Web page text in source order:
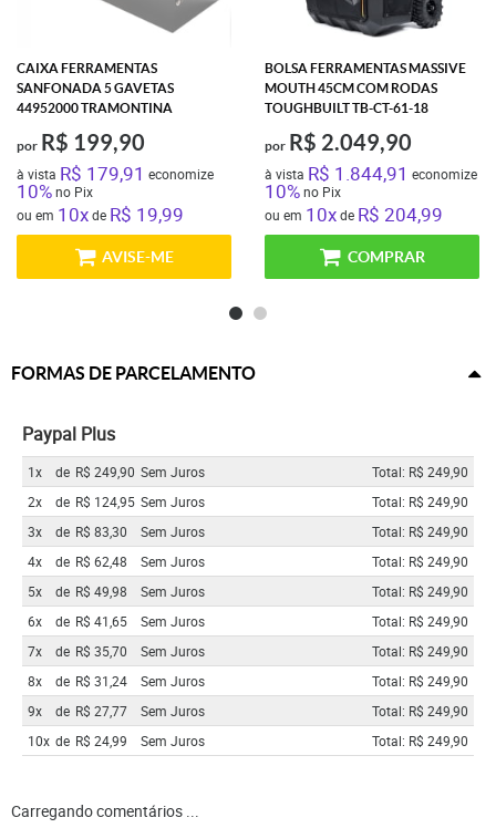
CAIXA FERRAMENTAS
SANFONADA 5 GAVETAS
44952000 TRAMONTINA
por R$ 199,90
à vista R$ 179,91 economize
10%no Pix
ou em 10xde R$ 19,99
AVISE-ME
BOLSA FERRAMENTAS MASSIVE
MOUTH 45CM COM RODAS
TOUGHBUILT TB-CT-61-18
por R$ 2.049,90
à vista R$ 1.844,91 economize
10%no Pix
ou em 10xde R$ 204,99
COMPRAR
FORMAS DE PARCELAMENTO
Paypal Plus
1x de R$ 249,90 Sem Juros
Total: R$ 249,90
2x
de R$ 124,95 Sem Juros
Total: R$ 249,90
3x
de R$ 83,30 Sem Juros
Total: R$ 249,90
4x
de R$ 62,48 Sem Juros
Total: R$ 249,90
5x
de R$ 49,98 Sem Juros
Total: R$ 249,90
6x
de R$ 41,65 Sem Juros
Total: R$ 249,90
7x
de R$ 35,70 Sem Juros
Total: R$ 249,90
8x
de R$ 31,24 Sem Juros
Total: R$ 249,90
9x
de R$ 27,77 Sem Juros
Total: R$ 249,90
10x de R$ 24,99 Sem Juros Total: R$ 249,90
Carregando comentários ...